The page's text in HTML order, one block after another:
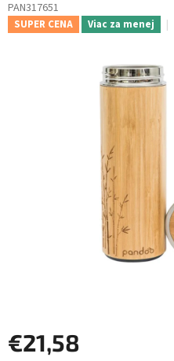
PAN317651
SUPER CENA Viac za menej
€21,58